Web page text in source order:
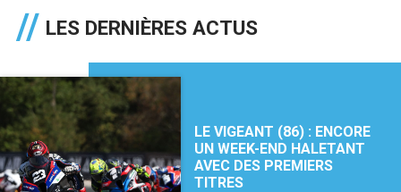
LES DERNIÈRES ACTUS
LE VIGEANT (86) : ENCORE
UN WEEK-END HALETANT
AVEC DES PREMIERS
TITRES